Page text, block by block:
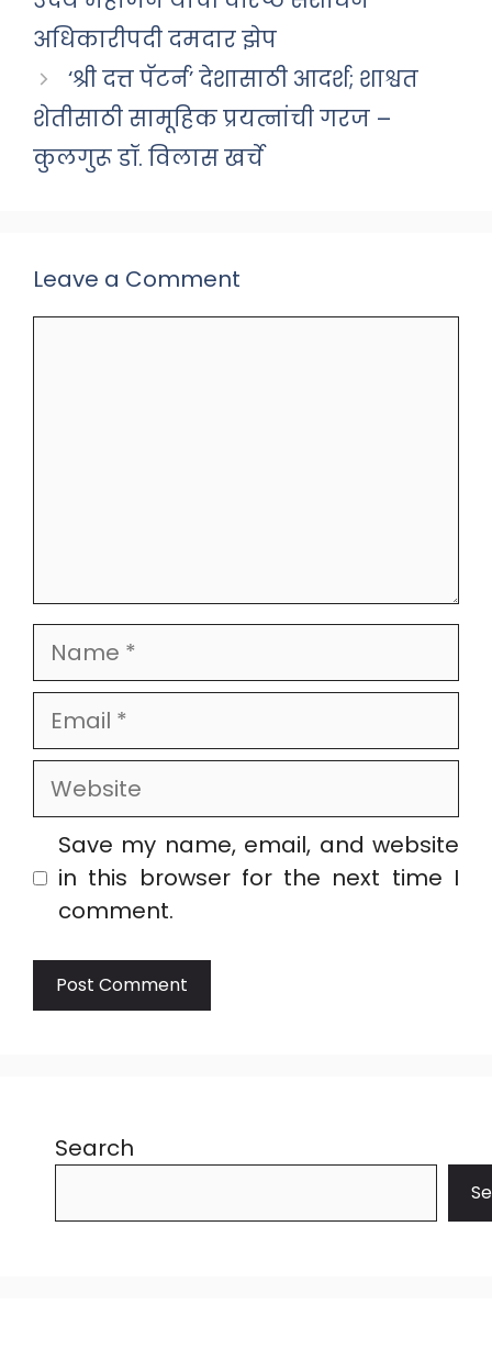
अधिकारीपदी दमदार झेप
‘श्री दत्त पॅटर्न’ देशासाठी आदर्श; शाश्वत
शेतीसाठी सामूहिक प्रयत्नांची गरज –
कुलगुरू डॉ. विलास खर्चे
Leave a Comment
Name
Email
Website
Save my name, email, and website
in this browser for the next time I
comment.
Search